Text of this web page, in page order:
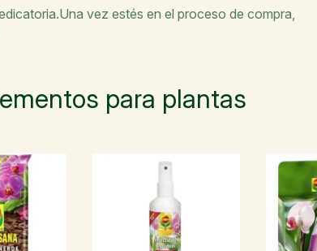
vez estés en el proceso de compra,
para plantas